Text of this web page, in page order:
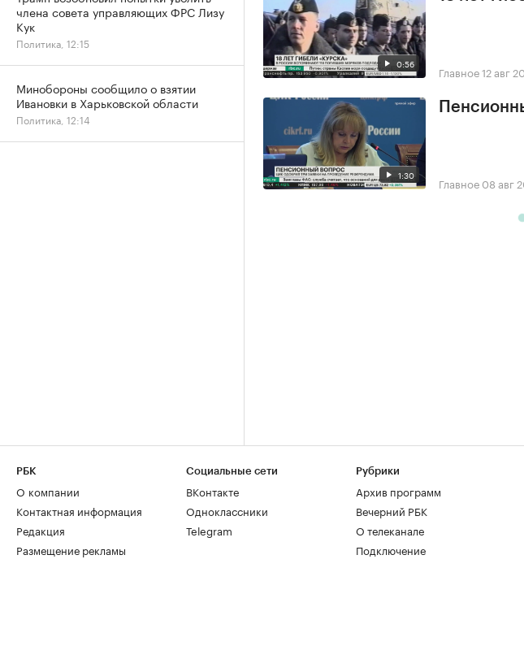
0:56 Главное12 авг
1:30 Главное 08 авг
члена совета управляющих ФРС Лизу
Кук
Политика, 12:15
Минобороны сообщило о взятии
Ивановки в Харьковской области
Политика, 12:14
РБК
О компании
Контактная информация
Редакция
Размещение рекламы
Социальные сети
ВКонтакте
Одноклассники
Telegram
Рубрики
Архив программ
Вечерний РБК
О телеканале
Подключение